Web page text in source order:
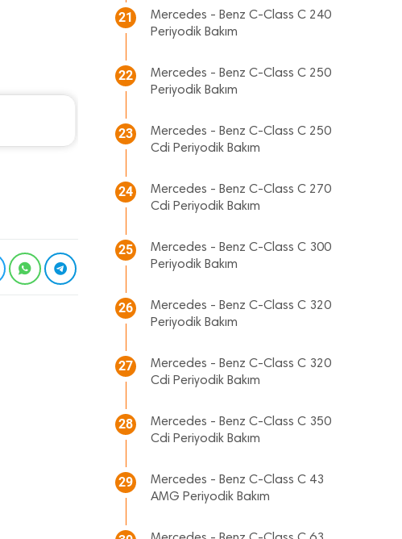
2018 Model 1.0 Tfsi Motor
21
Mercedes - Benz C-Class C 240
Periyodik Bakım
22
Mercedes - Benz C-Class C 250
Periyodik Bakım
23
Mercedes - Benz C-Class C 250
Cdi Periyodik Bakım
24
Mercedes - Benz C-Class C 270
Cdi Periyodik Bakım
25
Mercedes - Benz C-Class C 300
Periyodik Bakım
26
Mercedes - Benz C-Class C 320
Periyodik Bakım
27
Mercedes - Benz C-Class C 320
Cdi Periyodik Bakım
28
Mercedes - Benz C-Class C 350
Cdi Periyodik Bakım
29
Mercedes - Benz C-Class C 43
AMG Periyodik Bakım